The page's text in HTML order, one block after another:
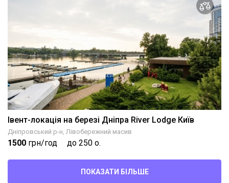
Івент-локація на березі Дніпра River Lodge Київ
Дніпровський р-н, Лівобережний масив
1500 грн/год до 250 о.
ПОКАЗАТИ БІЛЬШЕ